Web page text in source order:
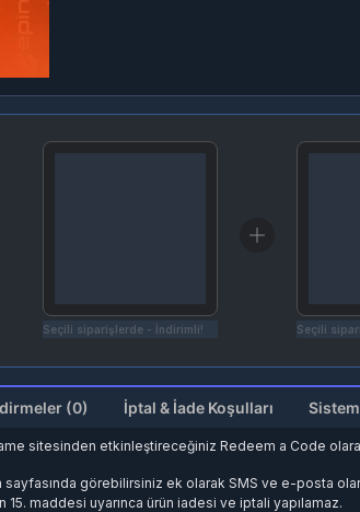
Seçili siparişlerde - İndirimli! Seçili
Değerlendirmeler (0) İptal & İade Koşulları
sitesinden etkinleştireceğiniz Redeem a Code
sayfasında görebilirsiniz ek olarak SMS ve e-posta
maddesi uyarınca ürün iadesi ve iptali yapılamaz.